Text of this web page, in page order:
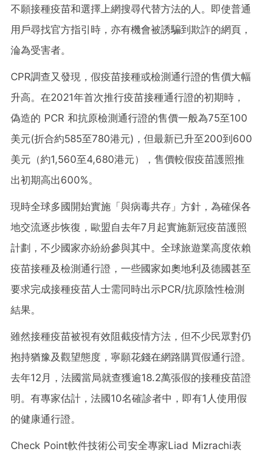
不願接種疫苗和選擇上網搜尋代替方法的人。即使普通
用戶尋找官方指引時，亦有機會被誘騙到欺詐的網頁，
淪為受害者。
CPR調查又發現，假疫苗接種或檢測通行證的售價大幅
升高。在2021年首次推行疫苗接種通行證的初期時，
偽造的 PCR 和抗原檢測通行證的售價一般為75至100
美元(折合約585至780港元)，但最新已升至200到600
美元（約1,560至4,680港元），售價較假疫苗護照推
出初期高出600%。
現時全球多國開始實施「與病毒共存」方針，為確保各
地交流逐步恢復，歐盟自去年7月起實施新冠疫苗護照
計劃，不少國家亦紛紛參與其中。全球旅遊業高度依賴
疫苗接種及檢測通行證，一些國家如奧地利及德國甚至
要求完成接種疫苗人士需同時出示PCR/抗原陰性檢測
結果。
雖然接種疫苗被視有效阻截疫情方法，但不少民眾對仍
抱持猶豫及觀望態度，寧願花錢在網路購買假通行證。
去年12月，法國當局就查獲逾18.2萬張假的接種疫苗證
明。有專家估計，法國10名確診者中，即有1人使用假
的健康通行證。
Check Point軟件技術公司安全專家Liad Mizrachi表